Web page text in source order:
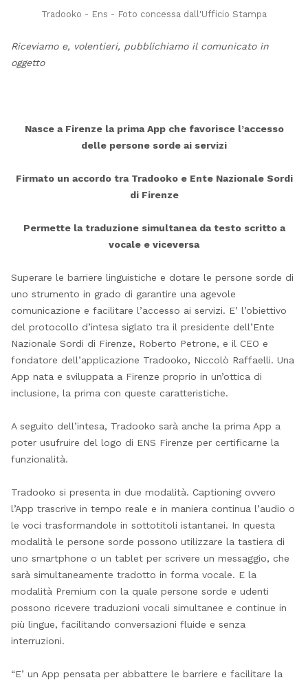
Tradooko - Ens - Foto concessa dall'Ufficio Stampa
Riceviamo e, volentieri, pubblichiamo il comunicato in
oggetto
Nasce a Firenze la prima App che favorisce l’accesso
delle persone sorde ai servizi
Firmato un accordo tra Tradooko e Ente Nazionale Sordi
di Firenze
Permette la traduzione simultanea da testo scritto a
vocale e viceversa
Superare le barriere linguistiche e dotare le persone sorde di
uno strumento in grado di garantire una agevole
comunicazione e facilitare l’accesso ai servizi. E’ l’obiettivo
del protocollo d’intesa siglato tra il presidente dell’Ente
Nazionale Sordi di Firenze, Roberto Petrone, e il CEO e
fondatore dell’applicazione Tradooko, Niccolò Raffaelli. Una
App nata e sviluppata a Firenze proprio in un’ottica di
inclusione, la prima con queste caratteristiche.
A seguito dell’intesa, Tradooko sarà anche la prima App a
poter usufruire del logo di ENS Firenze per certificarne la
funzionalità.
Tradooko si presenta in due modalità. Captioning ovvero
l’App trascrive in tempo reale e in maniera continua l’audio o
le voci trasformandole in sottotitoli istantanei. In questa
modalità le persone sorde possono utilizzare la tastiera di
uno smartphone o un tablet per scrivere un messaggio, che
sarà simultaneamente tradotto in forma vocale. E la
modalità Premium con la quale persone sorde e udenti
possono ricevere traduzioni vocali simultanee e continue in
più lingue, facilitando conversazioni fluide e senza
interruzioni.
“E’ un App pensata per abbattere le barriere e facilitare la